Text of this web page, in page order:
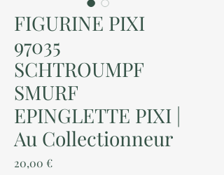
FIGURINE PIXI
97035
SCHTROUMPF
SMURF
EPINGLETTE PIXI |
Au Collectionneur
20,00 €Prix